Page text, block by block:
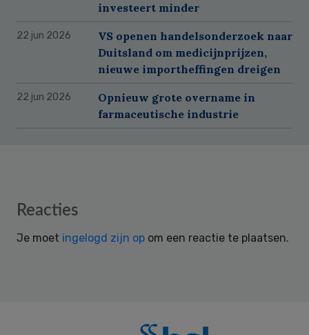
investeert minder
22 jun 2026
VS openen handelsonderzoek naar
Duitsland om medicijnprijzen,
nieuwe importheffingen dreigen
22 jun 2026
Opnieuw grote overname in
farmaceutische industrie
Reader
Reacties
Je moet ingelogd zijn op om een reactie te plaatsen.